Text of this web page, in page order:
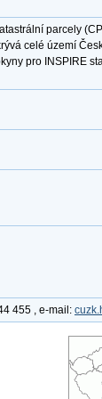
parcely
celé území
pro INSPIRE
455 , e-mail: